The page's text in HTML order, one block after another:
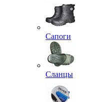
Сапоги
Сланцы